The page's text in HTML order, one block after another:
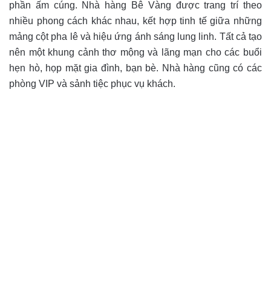
phần ấm cúng. Nhà hàng Bê Vàng được trang trí theo
nhiều phong cách khác nhau, kết hợp tinh tế giữa những
mảng cột pha lê và hiệu ứng ánh sáng lung linh. Tất cả tạo
nên một khung cảnh thơ mộng và lãng mạn cho các buổi
hẹn hò, họp mặt gia đình, bạn bè. Nhà hàng cũng có các
phòng VIP và sảnh tiệc phục vụ khách.